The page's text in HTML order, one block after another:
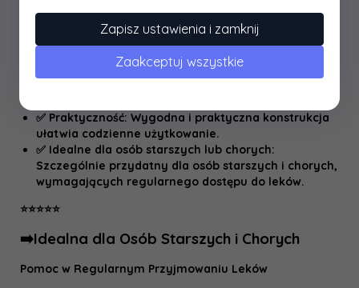
zanieczyszczeniem.
✅ Trwałość: Solidna konstrukcja z materiałów
wysokiej jakości gwarantuje długi czas użytkowania.
✅ Łatwość w utrzymaniu czystości: Pojemnik jest
✅ Praktyczność: Wygodna i praktyczna konstrukcja
ułatwia codzienne użytkowanie.
✅ Idealne dla osób starszych lub chorych:
Szczególnie przydatny dla osób starszych i chorych,
wymagających regularnego dostępu do leków.
⭐️⭐️⭐️⭐️⭐️
➡️Idealna dla Osób Starszych i Chorych
Pomoc w Regularnym Przyjmowaniu Leków
Zapisz ustawienia i zamknij
Zaakceptuj wszystkie